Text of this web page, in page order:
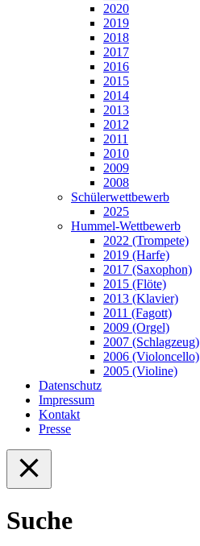
2020
2019
2018
2017
2016
2015
2014
2013
2012
2011
2010
2009
2008
Schülerwettbewerb
2025
Hummel-Wettbewerb
2022 (Trompete)
2019 (Harfe)
2017 (Saxophon)
2015 (Flöte)
2013 (Klavier)
2011 (Fagott)
2009 (Orgel)
2007 (Schlagzeug)
2006 (Violoncello)
2005 (Violine)
Datenschutz
Impressum
Kontakt
Presse
Suche